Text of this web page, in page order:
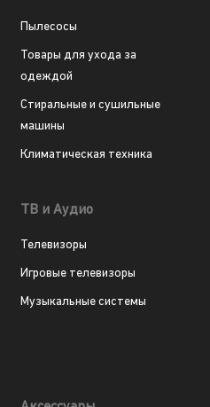
Пылесосы
Товары для ухода за
одеждой
Стиральные и сушильные
машины
Климатическая техника
ТВ и Аудио
Телевизоры
Игровые телевизоры
Музыкальные системы